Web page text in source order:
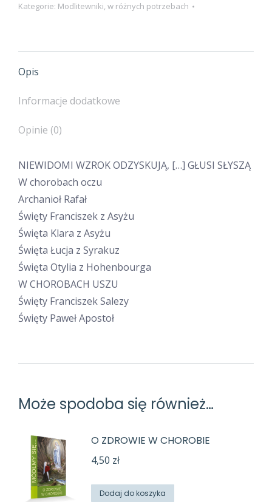
oczu
Kategorie: Modlitewniki, w różnych potrzebach
Opis
Informacje dodatkowe
Opinie (0)
NIEWIDOMI WZROK ODZYSKUJĄ, […] GŁUSI SŁYSZĄ
W chorobach oczu
Archanioł Rafał
Święty Franciszek z Asyżu
Święta Klara z Asyżu
Święta Łucja z Syrakuz
Święta Otylia z Hohenbourga
W CHOROBACH USZU
Święty Franciszek Salezy
Święty Paweł Apostoł
Może spodoba się również…
O ZDROWIE W CHOROBIE
4,50 zł
Dodaj do koszyka